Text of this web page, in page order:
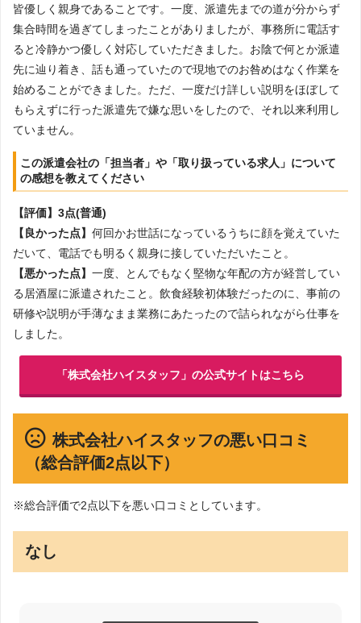
皆優しく親身であることです。一度、派遣先までの道が分からず
集合時間を過ぎてしまったことがありましたが、事務所に電話す
ると冷静かつ優しく対応していただきました。お陰で何とか派遣
先に辿り着き、話も通っていたので現地でのお咎めはなく作業を
始めることができました。ただ、一度だけ詳しい説明をほぼして
もらえずに行った派遣先で嫌な思いをしたので、それ以来利用し
ていません。
この派遣会社の「担当者」や「取り扱っている求人」について
の感想を教えてください
【評価】3点(普通)
【良かった点】 何回かお世話になっているうちに顔を覚えていた
だいて、電話でも明るく親身に接していただいたこと。
【悪かった点】 一度、とんでもなく堅物な年配の方が経営してい
る居酒屋に派遣されたこと。飲食経験初体験だったのに、事前の
研修や説明が手薄なまま業務にあたったので詰られながら仕事を
しました。
「株式会社ハイスタッフ」の公式サイトはこちら
株式会社ハイスタッフの悪い口コミ
（総合評価2点以下）
※総合評価で2点以下を悪い口コミとしています。
なし